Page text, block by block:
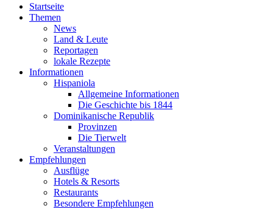
Startseite
Themen
News
Land & Leute
Reportagen
lokale Rezepte
Informationen
Hispaniola
Allgemeine Informationen
Die Geschichte bis 1844
Dominikanische Republik
Provinzen
Die Tierwelt
Veranstaltungen
Empfehlungen
Ausflüge
Hotels & Resorts
Restaurants
Besondere Empfehlungen